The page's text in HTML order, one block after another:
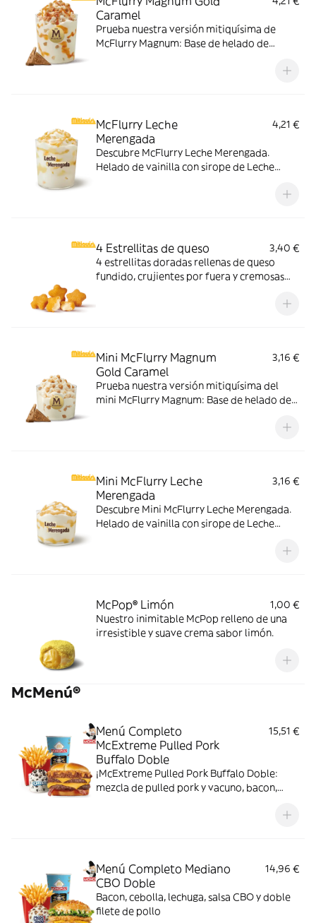
Caramel
Prueba nuestra versión mitiquísima de
McFlurry Magnum: Base de helado de
Topping triturado de galleta con perlas y
McFlurry Leche
Merengada
4,21 €
Descubre McFlurry Leche Merengada.
Helado de vainilla con sirope de Leche
ahora y no te quedes sin tus mitiquísimos
4 Estrellitas de queso
3,40 €
4 estrellitas doradas rellenas de queso
fundido, crujientes por fuera y cremosas
Mini McFlurry Magnum
Gold Caramel
3,16 €
Prueba nuestra versión mitiquísima del
mini McFlurry Magnum: Base de helado de
Topping triturado de galleta con perlas y
Mini McFlurry Leche
Merengada
3,16 €
Descubre Mini McFlurry Leche Merengada.
Helado de vainilla con sirope de Leche
McPop® Limón
1,00 €
Nuestro inimitable McPop relleno de una
irresistible y suave crema sabor limón.
McMenú®
Menú Completo
McExtreme Pulled Pork
Buffalo Doble
15,51 €
¡McExtreme Pulled Pork Buffalo Doble:
mezcla de pulled pork y vacuno, bacon,
Menú Completo Mediano
CBO Doble
14,96 €
Bacon, cebolla, lechuga, salsa CBO y doble
filete de pollo